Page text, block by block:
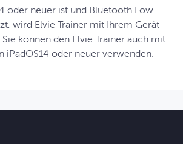
oder neuer ist und Bluetooth Low
wird Elvie Trainer mit Ihrem Gerät
können den Elvie Trainer auch mit
iPadOS14 oder neuer verwenden.